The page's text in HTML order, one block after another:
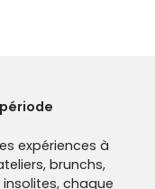
expériences à
brunchs,
chaque